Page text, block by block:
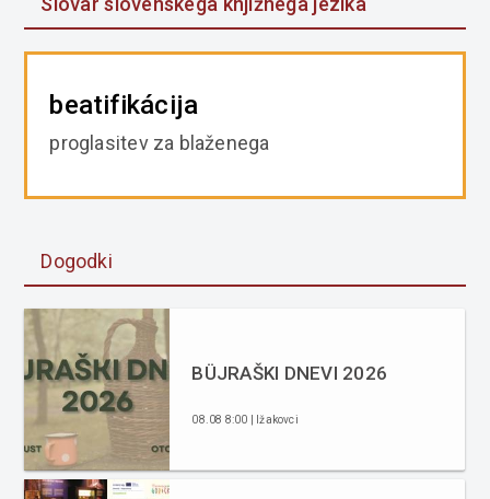
beatifikácija
proglasitev za blaženega
Dogodki
BÜJRAŠKI DNEVI 2026
08.08 8:00 | Ižakovci